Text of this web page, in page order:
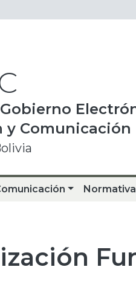
y Comunicación
Normativa